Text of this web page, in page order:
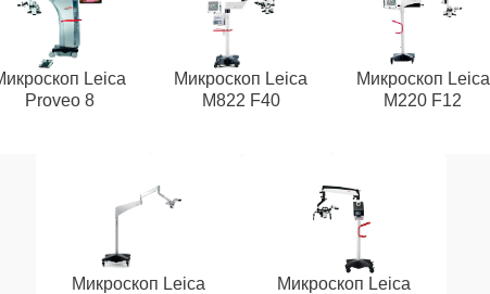
Leica
Proveo 8
Микроскоп Leica
M822 F40
Микроскоп Leica
M220 F12
Микроскоп Leica
Микроскоп Leica